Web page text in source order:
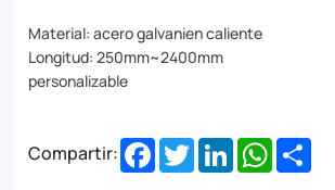
are
resistant
corrosion
Material: acero galvanien caliente
Longitud: 250mm~2400mm
personalizable
Compartir: Facebook
TwitterLinkedInWhatsApp